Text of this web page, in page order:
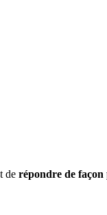
de répondre de façon